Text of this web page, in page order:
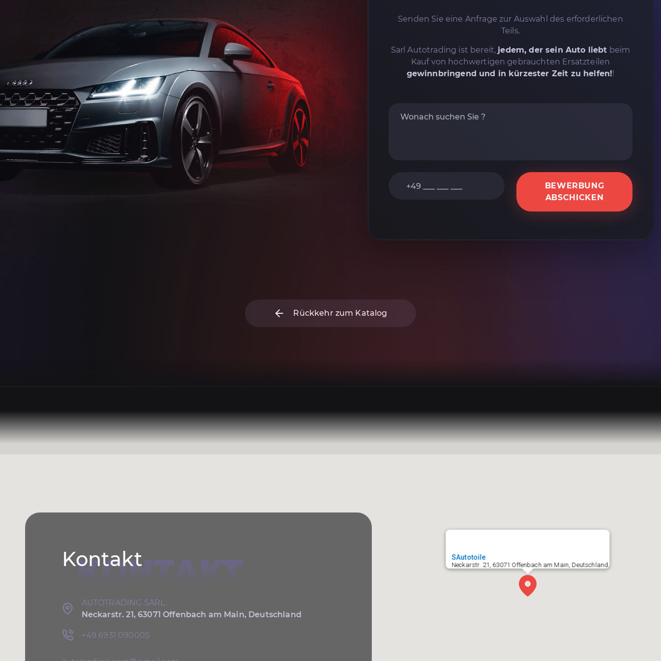
Senden Sie eine Anfrage zur Auswahl des erforderlichen
Teils.
Sarl Autotrading ist bereit, jedem, der sein Auto liebt beim
Kauf von hochwertigen gebrauchten Ersatzteilen
gewinnbringend und in kürzester Zeit zu helfen!!
BEWERBUNG
ABSCHICKEN
Rückkehr zum Katalog
Kontakt
KONTAKT
AUTOTRADING SARL.
Neckarstr. 21, 63071 Offenbach am Main, Deutschland
+49 6931 090005
SAutotoile
Neckarstr. 21, 63071 Offenbach am Main, Deutschland,